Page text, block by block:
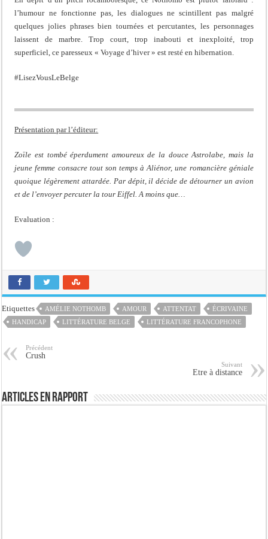
l’humour ne fonctionne pas, les dialogues ne scintillent pas malgré
quelques jolies phrases bien tournées et percutantes, les personnages
laissent de marbre. Trop court, trop inabouti et inexploité, trop
superficiel, ce paresseux « Voyage d’hiver » est resté en hibernation.
#LisezVousLeBelge
Présentation par l’éditeur:
Zoïle est tombé éperdument amoureux de la douce Astrolabe, mais la
jeune femme consacre tout son temps à Aliénor, une romancière géniale
quoique légèrement attardée. Par dépit, il décide de détourner un avion
et de l’envoyer percuter la tour Eiffel. A moins que…
Evaluation :
Etiquettes AMÉLIE NOTHOMB AMOUR ATTENTAT
ÉCRIVAINE
HANDICAP
LITTÉRATURE BELGE LITTÉRATURE FRANCOPHONE
Précédent
Crush
Suivant
Etre à distance
Articles en rapport